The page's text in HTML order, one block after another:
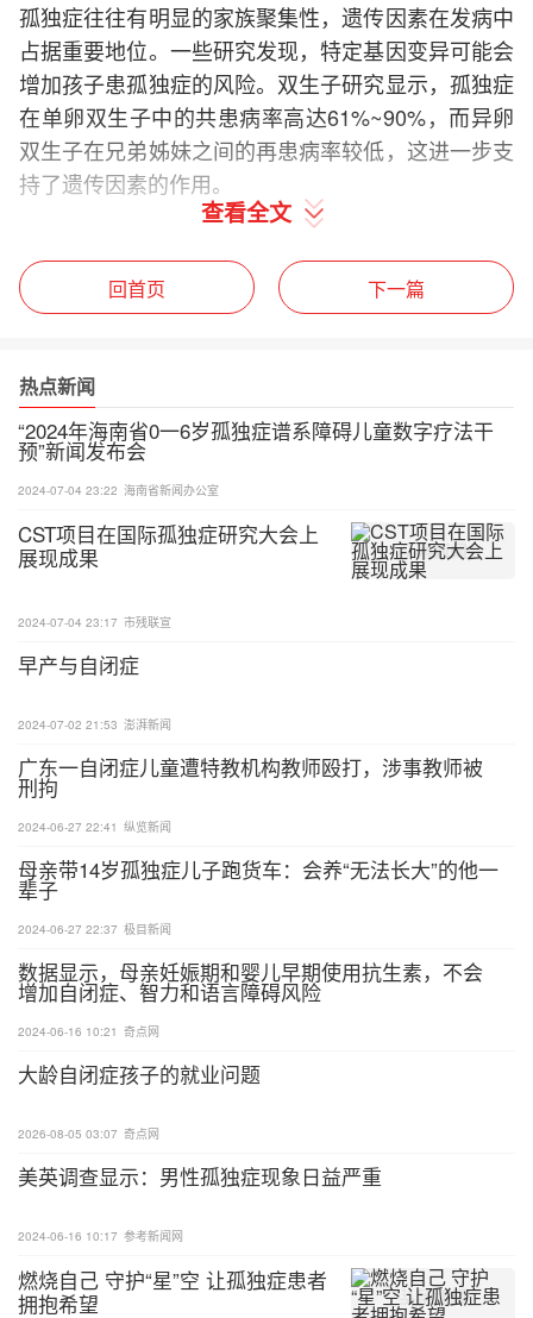
孤独症往往有明显的家族聚集性，遗传因素在发病中
占据重要地位。一些研究发现，特定基因变异可能会
增加孩子患孤独症的风险。双生子研究显示，孤独症
在单卵双生子中的共患病率高达61%~90%，而异卵
双生子在兄弟姊妹之间的再患病率较低，这进一步支
持了遗传因素的作用。
了解孤独症的特点：孤独症患者在社交、语言和行为
好地理解和接纳他们。
保持耐心和尊重：孤独症患者可能需要更长的时间来
理解和回应外界的信息。在与他们交流时，我们应保
持耐心，给予他们足够的时间来思考和表达。同时，
我们要尊重他们的感受和需求，避免强迫他们做不喜
糊的指示感到困惑。在与他们交流时，我们应提供明
确、简单的指示，避免使用过多的抽象词汇或复杂的
创造稳定和安全的环境：孤独症患者通常对改变和不
确定性感到不安。因此，为他们创造一个稳定、安全
的环境是非常重要的。这可以包括熟悉的生活空间、
规律的作息时间以及可预测的日常活动。
鼓励和支持兴趣爱好：尽管孤独症患者在社交方面可
能存在困难，但他们往往对某些特定的事物或活动有
浓厚的兴趣。我们可以鼓励和支持他们发展这些兴趣
爱好，这不仅可以帮助他们建立自信，还可以提高他
们的生活质量。
们的日常生活，或者家庭在应对孤独症方面感到困
以提供更具体的建议和支持，帮助家庭更好地应对孤
独症带来的挑战。
查看全文
回首页 下一篇
热点新闻
“2024年海南省0一6岁孤独症谱系障碍儿童数字疗法干
预”新闻发布会
2024-07-04 23:22 海南省新闻办公室
CST项目在国际孤独症研究大会上
展现成果
2024-07-04 23:17 市残联宣
早产与自闭症
2024-07-02 21:53 澎湃新闻
广东一自闭症儿童遭特教机构教师殴打，涉事教师被
刑拘
2024-06-27 22:41 纵览新闻
母亲带14岁孤独症儿子跑货车：会养“无法长大”的他一
辈子
2024-06-27 22:37 极目新闻
数据显示，母亲妊娠期和婴儿早期使用抗生素，不会
增加自闭症、智力和语言障碍风险
2024-06-16 10:21 奇点网
大龄自闭症孩子的就业问题
2026-08-05 03:07 奇点网
美英调查显示：男性孤独症现象日益严重
2024-06-16 10:17 参考新闻网
燃烧自己 守护“星”空 让孤独症患者
拥抱希望